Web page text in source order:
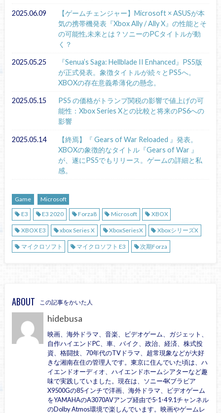
2025.06.09
【ゲームチェンジャー】Microsoft × ASUSが本
気の携帯機発表『Xbox Ally / Ally X』の性能とそ
の可能性,未来とは？ソニーのPCタイトルが動
く？
2025.05.25
『Senua’s Saga: Hellblade II Enhanced』PS5版
が正式発表。象徴タイトルが続々とPS5へ。
XBOXの存在意義希薄化の懸念。
2025.05.15
PS5 の価格がトランプ関税の影響で値上げの可
能性：Xbox Series Xとの比較と将来のPS6への
影響
2025.05.14
【終焉】『 Gears of War Reloaded 』発表。
XBOXの象徴的なタイトル『Gears of War 』
が、遂にPS5でもリリース。ゲームの詳細と私
感。
Game
Microsoft
E3
E3 2020 Forza8 Microsoft XBOX
XBOX E3 xbox Series X XboxSeriesX XboxシリーズX
マイクロソフト マイクロソフト E3 次期Forza
ABOUT この記事をかいた人
hidebusa
映画、海外ドラマ、音楽、ビデオゲーム、ガジェット、
自作ハイエンドPC、車、バイク、政治、経済、株式投
資、格闘技、70年代のTVドラマ、超常現象などが大好
きな湘南在住の管理人です。東京に住んでいた頃は、ハ
イエンドオーディオ、ハイエンドホームシアターなど趣
味で実践していました。現在は、ソニー4Kブラビア
X9500Gの85インチで洋画、海外ドラマ、ビデオゲーム
をYAMAHAのA3070AVアンプ経由で5-1-4 9.1チャンネル
のDolby Atmos環境で楽しんでいます。映画やゲームレ